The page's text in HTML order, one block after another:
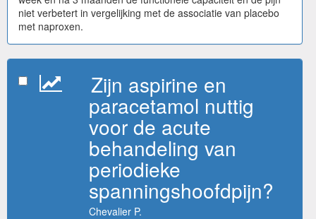
niet verbetert in vergelijking met de associatie van placebo
met naproxen.
Zijn aspirine en
paracetamol nuttig
voor de acute
behandeling van
periodieke
spanningshoofdpijn?
Chevalier P.